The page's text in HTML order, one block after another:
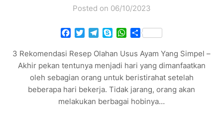
Posted on 06/10/2023
Facebook
TwitterTelegram
SkypeWhatsApp
Share
3 Rekomendasi Resep Olahan Usus Ayam Yang Simpel –
Akhir pekan tentunya menjadi hari yang dimanfaatkan
oleh sebagian orang untuk beristirahat setelah
beberapa hari bekerja. Tidak jarang, orang akan
melakukan berbagai hobinya…